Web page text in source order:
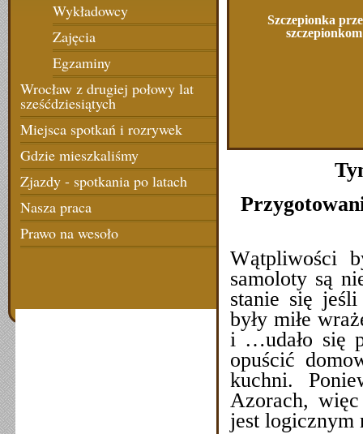
Wykładowcy
Zajęcia
Egzaminy
Wrocław z drugiej połowy lat
sześćdziesiątych
Miejsca spotkań i rozrywek
Gdzie mieszkaliśmy
Zjazdy - spotkania po latach
Nasza praca
Prawo na wesoło
Szczepionka
szczepionkom
Wątpliwości
samoloty są
stanie się
były miłe
i …udało się
opuścić
kuchni.
Azorach,
jest logicznym